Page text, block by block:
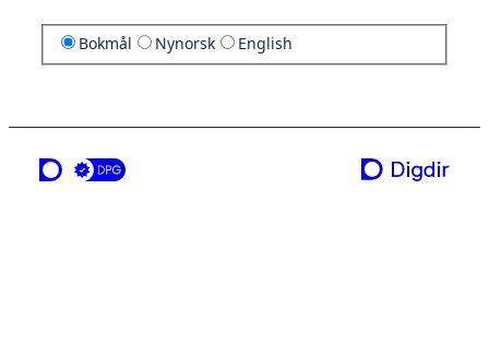
Bokmål Nynorsk English